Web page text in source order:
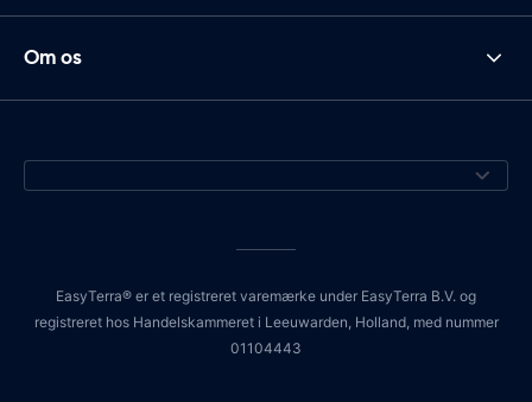
Om os
EasyTerra® er et registreret varemærke under EasyTerra B.V. og
registreret hos Handelskammeret i Leeuwarden, Holland, med nummer
01104443